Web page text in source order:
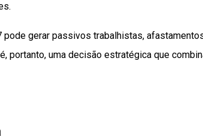
gerar passivos trabalhistas,
portanto, uma decisão estratégica que